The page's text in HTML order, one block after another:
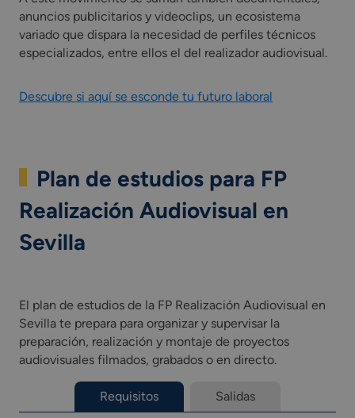
anuncios publicitarios y videoclips, un ecosistema
variado que dispara la necesidad de perfiles técnicos
especializados, entre ellos el del realizador audiovisual.
Descubre si aquí se esconde tu futuro laboral
Plan de estudios para FP
Realización Audiovisual en
Sevilla
El plan de estudios de la FP Realización Audiovisual en
Sevilla te prepara para organizar y supervisar la
preparación, realización y montaje de proyectos
audiovisuales filmados, grabados o en directo.
Requisitos Salidas